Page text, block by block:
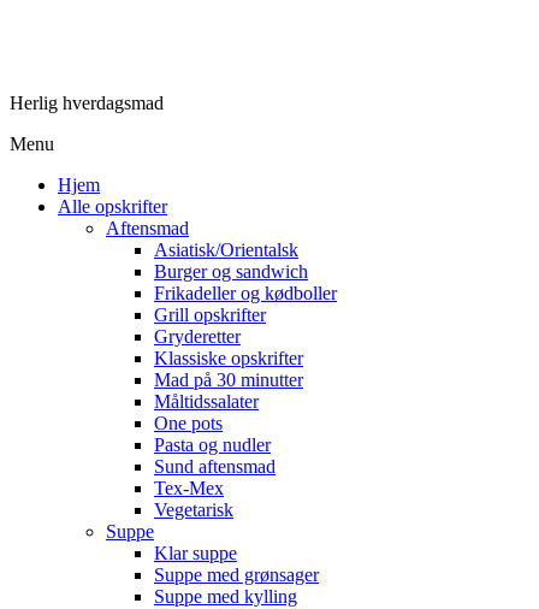
Herlig hverdagsmad
Menu
Hjem
Alle opskrifter
Aftensmad
Asiatisk/Orientalsk
Burger og sandwich
Frikadeller og kødboller
Grill opskrifter
Gryderetter
Klassiske opskrifter
Mad på 30 minutter
Måltidssalater
One pots
Pasta og nudler
Sund aftensmad
Tex-Mex
Vegetarisk
Suppe
Klar suppe
Suppe med grønsager
Suppe med kylling